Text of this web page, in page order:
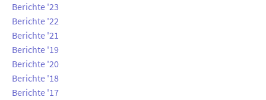
AUSSTELLUNGEN
TT-ANLAGE
KONTAKT
Berichte '23
Berichte '22
Berichte '21
Berichte '19
Berichte '20
Berichte '18
Berichte '17